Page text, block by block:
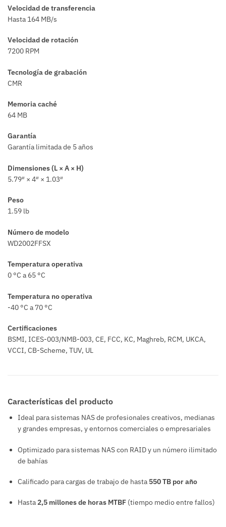
Velocidad de transferencia
Hasta 164 MB/s
Velocidad de rotación
7200 RPM
Tecnología de grabación
CMR
Memoria caché
64 MB
Garantía
Garantía limitada de 5 años
Dimensiones (L × A × H)
5.79″ × 4″ × 1.03″
Peso
1.59 lb
Número de modelo
WD2002FFSX
Temperatura operativa
0 °C a 65 °C
Temperatura no operativa
-40 °C a 70 °C
Certificaciones
BSMI, ICES-003/NMB-003, CE, FCC, KC, Maghreb, RCM, UKCA,
VCCI, CB-Scheme, TUV, UL
Características del producto
Ideal para sistemas NAS de profesionales creativos, medianas
y grandes empresas, y entornos comerciales o empresariales
Optimizado para sistemas NAS con RAID y un número ilimitado
de bahías
Calificado para cargas de trabajo de hasta 550 TB por año
Hasta2,5 millones de horas MTBF (tiempo medio entre fallos)